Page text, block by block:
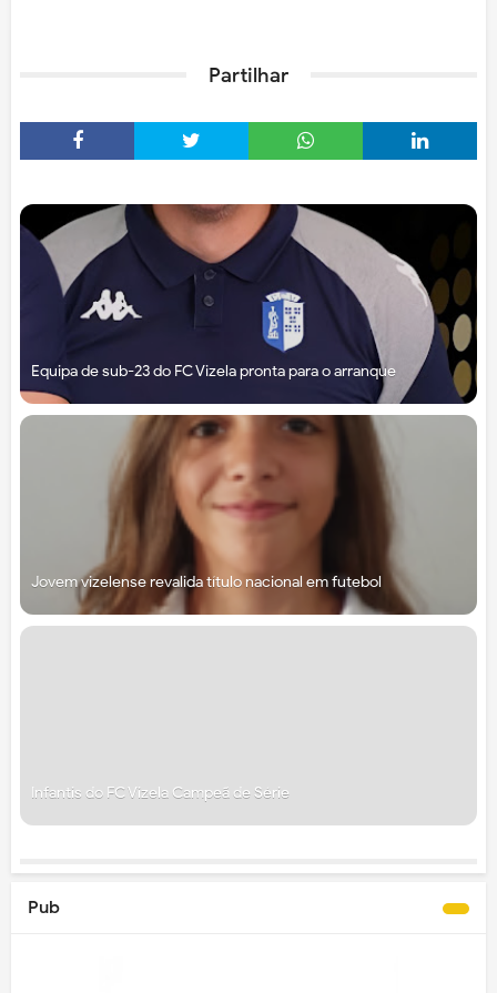
Partilhar
Equipa de sub-23 do FC Vizela pronta para o arranque
Jovem vizelense revalida título nacional em futebol
Infantis do FC Vizela Campeã de Série
Pub